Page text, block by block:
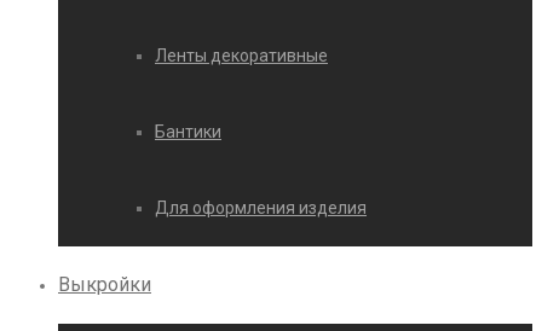
Ленты декоративные
Бантики
Для оформления изделия
Выкройки